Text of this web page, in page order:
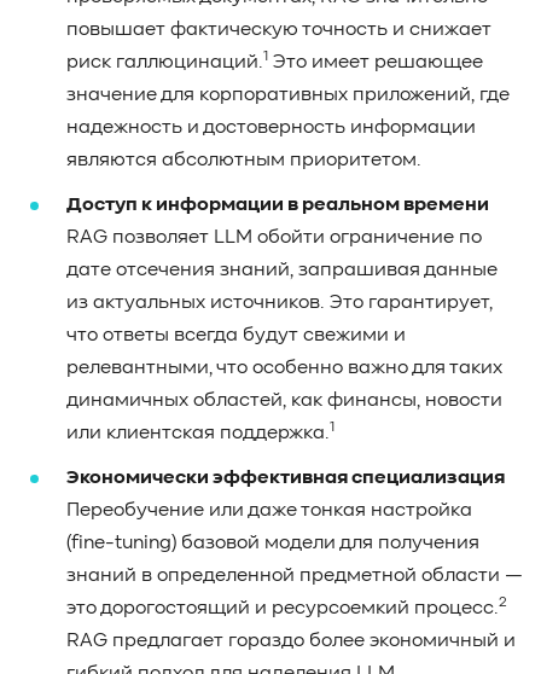
повышает фактическую точность и снижает
риск галлюцинаций.1 Это имеет решающее
значение для корпоративных приложений, где
надежность и достоверность информации
являются абсолютным приоритетом.
Доступ к информации в реальном времени
RAG позволяет LLM обойти ограничение по
дате отсечения знаний, запрашивая данные
из актуальных источников. Это гарантирует,
что ответы всегда будут свежими и
релевантными, что особенно важно для таких
динамичных областей, как финансы, новости
или клиентская поддержка.1
Экономически эффективная специализация
Переобучение или даже тонкая настройка
(fine-tuning) базовой модели для получения
знаний в определенной предметной области —
это дорогостоящий и ресурсоемкий процесс.2
RAG предлагает гораздо более экономичный и